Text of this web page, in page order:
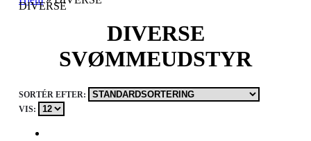
DIVERSE
DIVERSE
SVØMMEUDSTYR
SORTÉR EFTER:
VIS: